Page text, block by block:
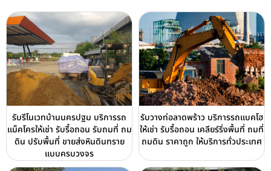
รับรีโนเวทบ้านนครปฐม บริการรถ
แม็คโครให้เช่า รับรื้อถอน รับถมที่ ถม
ดิน ปรับพื้นที่ ขายส่งหินดินทราย
แบบครบวงจร
รับวางท่อลาดพร้าว บริการรถแบคโฮ
ให้เช่า รับรื้อถอน เคลียร์ริ่งพื้นที่ ถมที่
ถมดิน ราคาถูก ให้บริการทั่วประเทศ